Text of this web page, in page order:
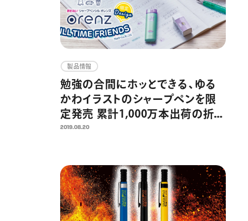
製品情報
勉強の合間にホッとできる、ゆる
かわイラストのシャープペンを限
定発売 累計1,000万本出荷の折れ
ないシャープペン「オレンズ」シリ
2019.08.20